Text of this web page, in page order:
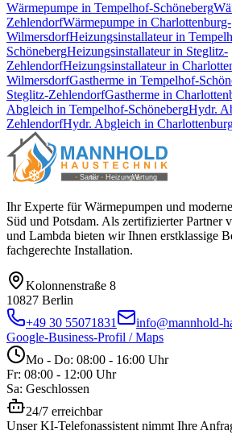
Wärmepumpe in Tempelhof-Schöneberg
ZehlendorfWärmepumpe in Charlottenburg-
WilmersdorfHeizungsinstallateurin
SchönebergHeizungsinstallateurin Steglitz-
ZehlendorfHeizungsinstallateurin
WilmersdorfGastherme in Tempelhof-
Steglitz-ZehlendorfGastherme in
Abgleich in Tempelhof-SchönebergHydr.
ZehlendorfHydr. Abgleich in
Ihr Experte für Wärmepumpen und
Süd und Potsdam. Als zertifizierter
und Lambda bieten wir Ihnen erstklassige
fachgerechte Installation.
Kolonnenstraße 8
10827 Berlin
+49 30 55071831
info@mannhold-
Google-Business-Profil / Maps
Mo - Do: 08:00 - 16:00 Uhr
Fr: 08:00 - 12:00 Uhr
Sa: Geschlossen
24/7 erreichbar
Unser KI-Telefonassistent nimmt Ihre